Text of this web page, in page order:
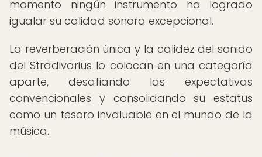
momento ningún instrumento ha logrado
igualar su calidad sonora excepcional.
La reverberación única y la calidez del sonido
del Stradivarius lo colocan en una categoría
aparte, desafiando las expectativas
convencionales y consolidando su estatus
como un tesoro invaluable en el mundo de la
música.